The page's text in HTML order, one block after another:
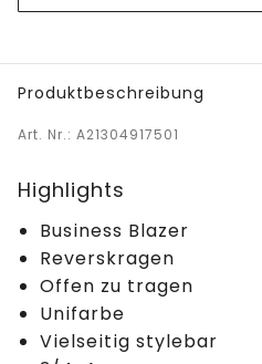
Produktbeschreibung
Art. Nr.: A21304917501
Highlights
Business Blazer
Reverskragen
Offen zu tragen
Unifarbe
Vielseitig stylebar